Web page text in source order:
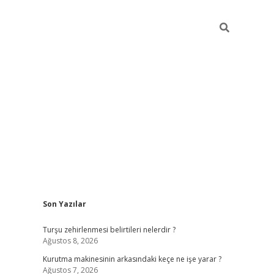
Sidebar
Son Yazılar
Turşu zehirlenmesi belirtileri nelerdir ?
Ağustos 8, 2026
Kurutma makinesinin arkasındaki keçe ne işe yarar ?
Ağustos 7, 2026